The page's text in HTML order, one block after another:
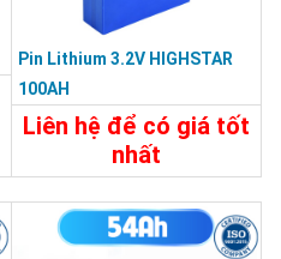
Pin Lithium 3.2V HIGHSTAR
100AH
Liên hệ để có giá tốt
nhất